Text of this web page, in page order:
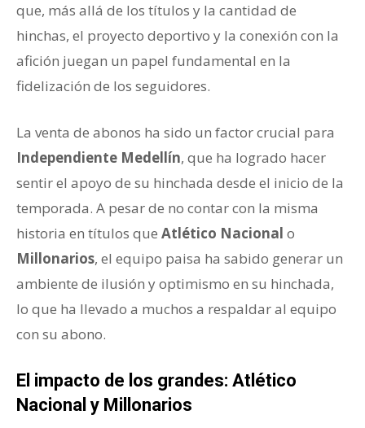
que, más allá de los títulos y la cantidad de
hinchas, el proyecto deportivo y la conexión con la
afición juegan un papel fundamental en la
fidelización de los seguidores.
La venta de abonos ha sido un factor crucial para
Independiente Medellín, que ha logrado hacer
sentir el apoyo de su hinchada desde el inicio de la
temporada. A pesar de no contar con la misma
historia en títulos que Atlético Nacional o
Millonarios, el equipo paisa ha sabido generar un
ambiente de ilusión y optimismo en su hinchada,
lo que ha llevado a muchos a respaldar al equipo
con su abono.
El impacto de los grandes: Atlético
Nacional y Millonarios